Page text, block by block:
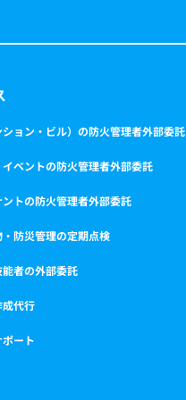
ョン・ビル）の防火管理者外部委託
ベントの防火管理者外部委託
トの防火管理者外部委託
防災管理の定期点検
者の外部委託
代行
ート